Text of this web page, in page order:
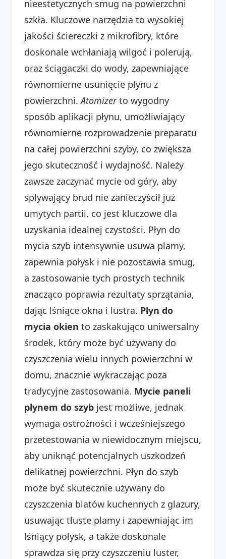
nieestetycznych smug na powierzchni
szkła. Kluczowe narzędzia to wysokiej
jakości ściereczki z mikrofibry, które
doskonale wchłaniają wilgoć i polerują,
oraz ściągaczki do wody, zapewniające
równomierne usunięcie płynu z
powierzchni.Atomizerto wygodny
sposób aplikacji płynu, umożliwiający
równomierne rozprowadzenie preparatu
na całej powierzchni szyby, co zwiększa
jego skuteczność i wydajność. Należy
zawsze zaczynać mycie od góry, aby
spływający brud nie zanieczyścił już
umytych partii, co jest kluczowe dla
uzyskania idealnej czystości. Płyn do
mycia szyb intensywnie usuwa plamy,
zapewnia połysk i nie pozostawia smug,
a zastosowanie tych prostych technik
znacząco poprawia rezultaty sprzątania,
dając lśniące okna i lustra. Płyn do
mycia okien to zaskakująco uniwersalny
środek, który może być używany do
czyszczenia wielu innych powierzchni w
domu, znacznie wykraczając poza
tradycyjne zastosowania. Mycie paneli
płynem do szyb jest możliwe, jednak
wymaga ostrożności i wcześniejszego
przetestowania w niewidocznym miejscu,
aby uniknąć potencjalnych uszkodzeń
delikatnej powierzchni. Płyn do szyb
może być skutecznie używany do
czyszczenia blatów kuchennych z glazury,
usuwając tłuste plamy i zapewniając im
lśniący połysk, a także doskonale
sprawdza się przy czyszczeniu luster,